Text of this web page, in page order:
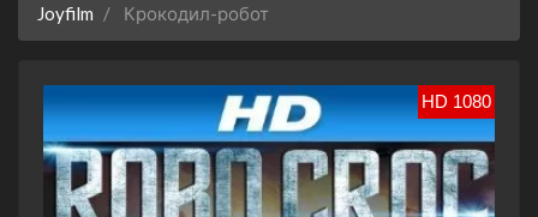
Joyfilm Крокодил-робот
HD 1080